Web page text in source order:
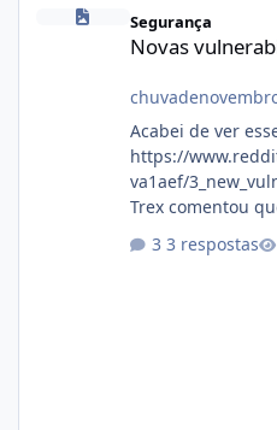
Segurança
Novas
Acabei de ver
https://
va1aef/
Trex comentou
3 respostas